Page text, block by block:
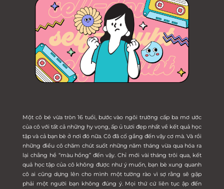
Một cô bé vừa tròn 16 tuổi, bước vào ngôi trường cấp ba mơ ước
của cô với tất cả những hy vọng, ấp ủ tươi đẹp nhất về kết quả học
tập và cả bạn bè ở nơi đó nữa. Cô đã cố gắng đến vậy cơ mà. Và rồi
những điều cô chăm chút suốt những năm tháng vừa qua hóa ra
lại chẳng hề “màu hồng” đến vậy. Chỉ mới vài tháng trôi qua, kết
quả học tập của cô không được như ý muốn, bạn bè xung quanh
cô ai cũng dựng lên cho mình một tường rào vì sợ rằng sẽ gặp
phải một người bạn không đúng ý. Mọi thứ cứ liên tục ập đến